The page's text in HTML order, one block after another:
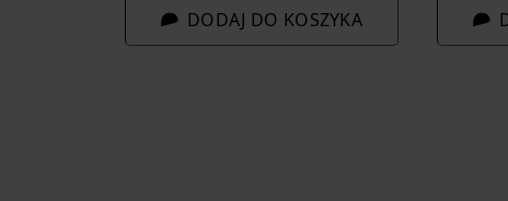
DODAJ DO KOSZYKA